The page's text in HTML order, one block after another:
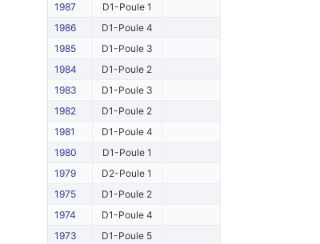
1987
D1-Poule 1
1986
D1-Poule 4
1985
D1-Poule 3
1984
D1-Poule 2
1983
D1-Poule 3
1982
D1-Poule 2
1981
D1-Poule 4
1980
D1-Poule 1
1979
D2-Poule 1
1975
D1-Poule 2
1974
D1-Poule 4
1973
D1-Poule 5